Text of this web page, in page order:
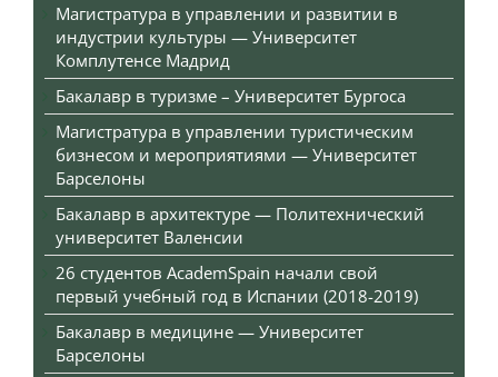
Магистратура в управлении и развитии в
индустрии культуры — Университет
Комплутенсе Мадрид
Бакалавр в туризме – Университет Бургоса
Магистратура в управлении туристическим
бизнесом и мероприятиями — Университет
Барселоны
Бакалавр в архитектуре — Политехнический
университет Валенсии
26 студентов AcademSpain начали свой
первый учебный год в Испании (2018-2019)
Бакалавр в медицине — Университет
Барселоны